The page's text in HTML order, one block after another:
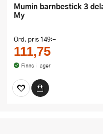
Mumin barnbestick 3 delar Lilla
My
Ord. pris 149:-
111,75
Finns i lager